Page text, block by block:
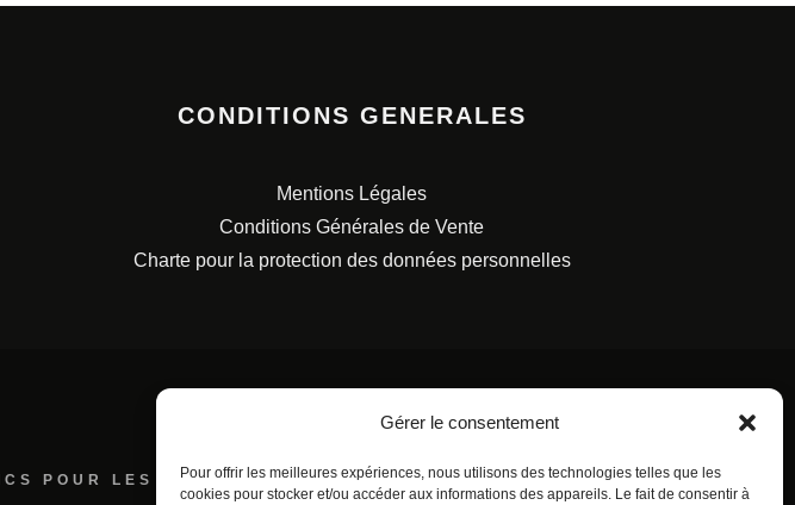
Gérer le consentement
Pour offrir les meilleures expériences, nous utilisons des technologies telles que les
cookies pour stocker et/ou accéder aux informations des appareils. Le fait de consentir à
CONDITIONS GENERALES
Mentions Légales
Conditions Générales de Vente
Charte pour la protection des données personnelles
POUR LES ÉDITIONS FRANÇAISES.